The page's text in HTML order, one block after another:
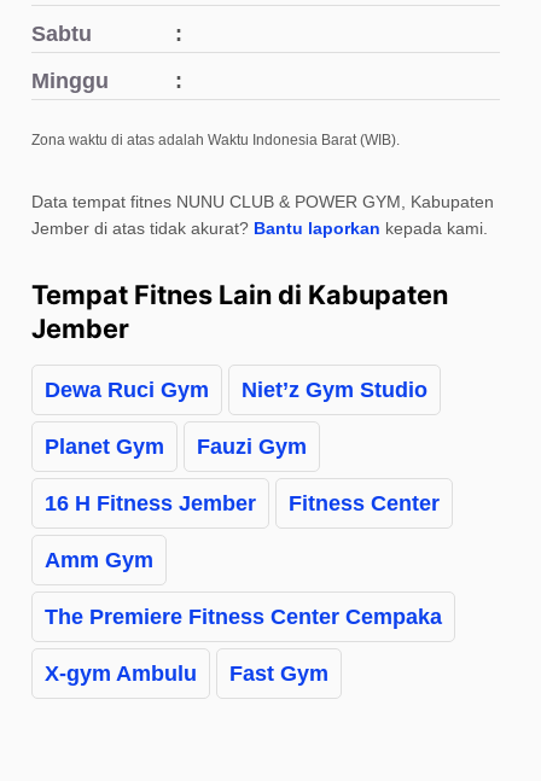
Sabtu
Minggu
Zona waktu di atas adalah Waktu Indonesia Barat (WIB).
Data tempat fitnes NUNU CLUB & POWER GYM, Kabupaten
Jember di atas tidak akurat? Bantu laporkan kepada kami.
Tempat Fitnes Lain di Kabupaten
Jember
Dewa Ruci Gym Niet’z Gym Studio
Planet Gym Fauzi Gym
16 H Fitness Jember Fitness Center
Amm Gym
The Premiere Fitness Center Cempaka
X-gym Ambulu Fast Gym